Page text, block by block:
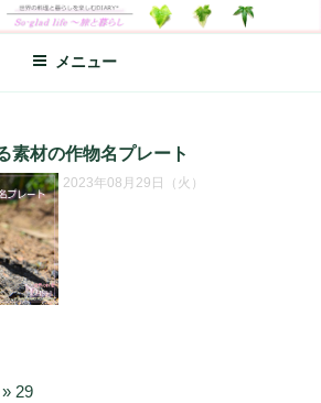
～旅と暮らし
レシピ、シンプルライフ、楽しい暮らしなどを
した松本あづさのDIARYです
メニュー
素材の作物名プレート
2023年08月29日（火）
» 29